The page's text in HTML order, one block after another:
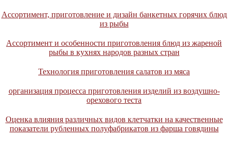
Ассортимент, приготовление и дизайн банкетных горячих блюд
из рыбы
Ассортимент и особенности приготовления блюд из жареной
рыбы в кухнях народов разных стран
Технология приготовления салатов из мяса
организация процесса приготовления изделий из воздушно-
орехового теста
Оценка влияния различных видов клетчатки на качественные
показатели рубленных полуфабрикатов из фарша говядины